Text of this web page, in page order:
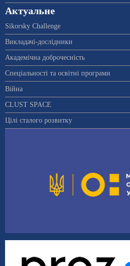
Актуальне
Sikorsky Challenge
Викладачі-дослідники
Академічна доброчесність
Спеціальності та освітні програми
Війна
CLUST SPACE
Цілі сталого розвитку